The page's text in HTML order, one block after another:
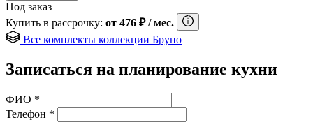
Под заказ
Купить в рассрочку: от 476 ₽/ мес.
Все комплекты коллекции Бруно
Записаться на планирование кухни
ФИО *
Телефон *